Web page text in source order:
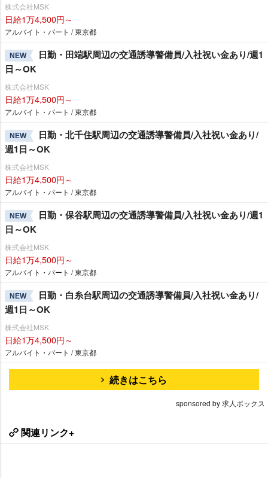
株式会社MSK
日給1万4,500円～
アルバイト・パート / 東京都
NEW
日勤・田端駅周辺の交通誘導警備員/入社祝い金あり/週1
日～OK
株式会社MSK
日給1万4,500円～
アルバイト・パート / 東京都
NEW
日勤・北千住駅周辺の交通誘導警備員/入社祝い金あり/
週1日～OK
株式会社MSK
日給1万4,500円～
アルバイト・パート / 東京都
NEW
日勤・保谷駅周辺の交通誘導警備員/入社祝い金あり/週1
日～OK
株式会社MSK
日給1万4,500円～
アルバイト・パート / 東京都
NEW
日勤・白糸台駅周辺の交通誘導警備員/入社祝い金あり/
週1日～OK
株式会社MSK
日給1万4,500円～
アルバイト・パート / 東京都
続きはこちら
sponsored by 求人ボックス
関連リンク+